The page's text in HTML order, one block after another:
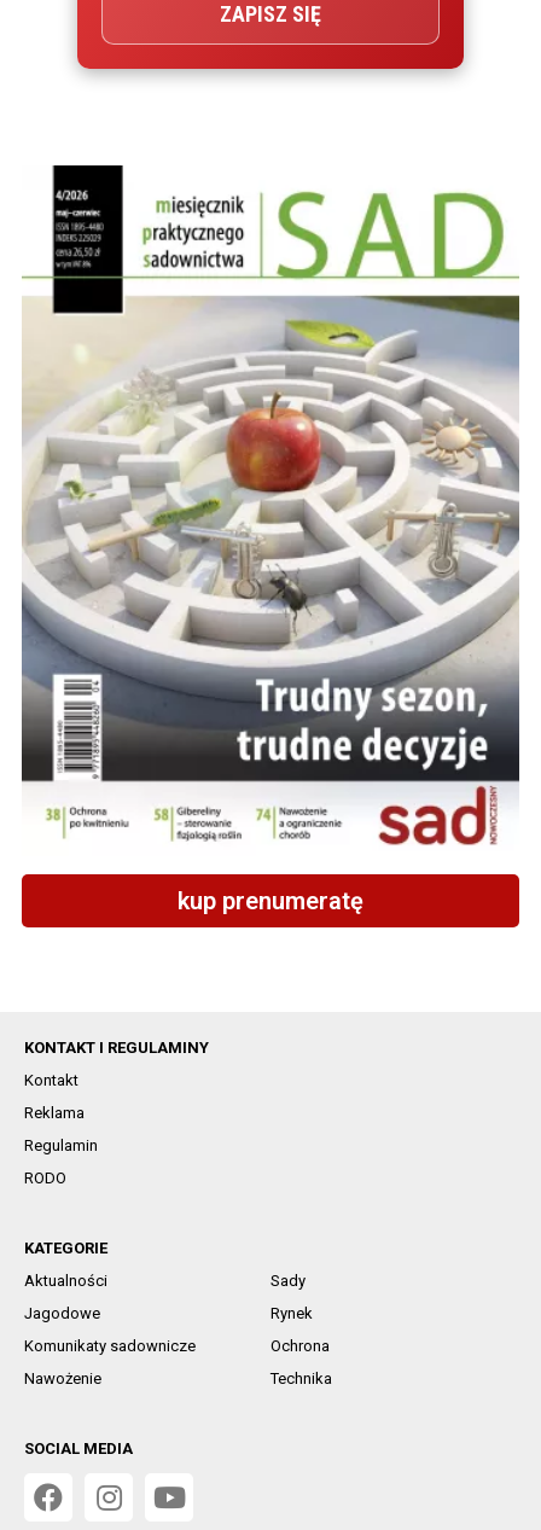
ZAPISZ SIĘ
kup prenumeratę
KONTAKT I REGULAMINY
Kontakt
Reklama
Regulamin
RODO
KATEGORIE
Aktualności
Sady
Jagodowe
Rynek
Komunikaty sadownicze
Ochrona
Nawożenie
Technika
SOCIAL MEDIA